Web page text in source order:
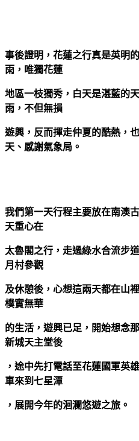
事後證明，花蓮之行真是英明
雨，唯獨花蓮
地區一枝獨秀，白天是湛藍的
雨， 不但無損
遊興，反而揮走仲夏的酷熱，
天、感謝氣象局。
我們第一天行程主要放在南澳
天重心在
太魯閣之行，走過綠水合流步道
月村參觀
及休憩後，心想這兩天都在山
樸實無華
的生活，遊興已足，開始想念
新城天主堂後
，途中先打電話至花蓮國軍英
車來到七星潭
，展開今年的洄瀾悠遊之旅。